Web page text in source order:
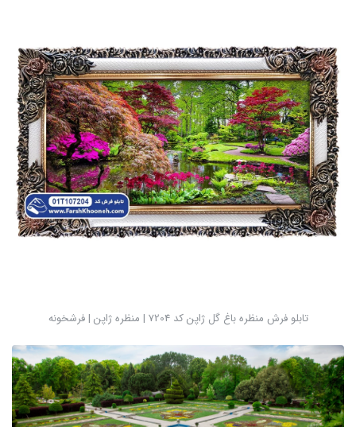
تابلو فرش منظره باغ گل ژاپن کد 7204 | منظره ژاپن | فرشخونه